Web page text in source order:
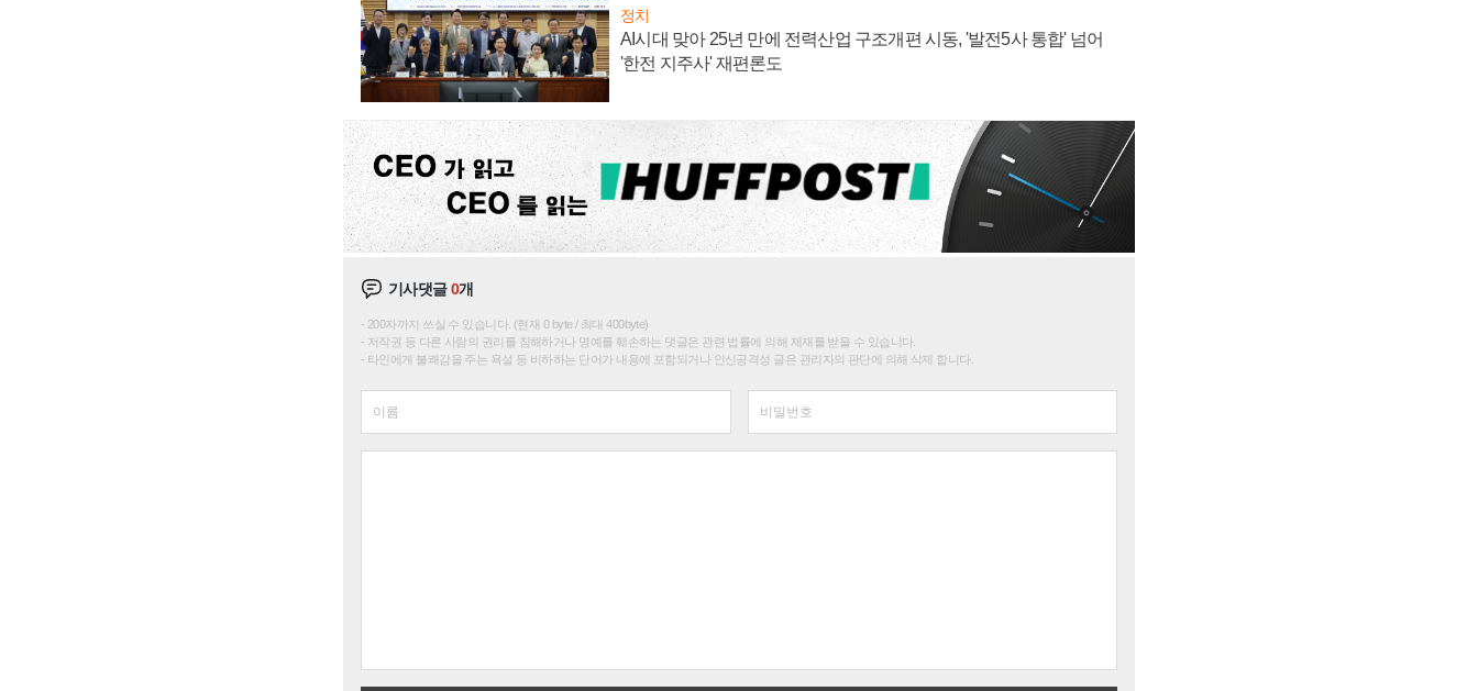
정치
AI시대 맞아 25년 만에 전력산업 구조개편 시동, '발전5사 통합' 넘어
'한전 지주사' 재편론도
기사댓글0개
200자까지 쓰실 수 있습니다. (현재 0 byte / 최대 400byte)
저작권 등 다른 사람의 권리를 침해하거나 명예를 훼손하는 댓글은 관련 법률에 의해 제재를 받을 수 있습니다.
타인에게 불쾌감을 주는 욕설 등 비하하는 단어가 내용에 포함되거나 인신공격성 글은 관리자의 판단에 의해 삭제 합니다.